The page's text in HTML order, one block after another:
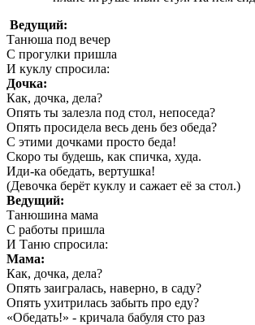
Ведущий:
Танюша под вечер
С прогулки пришла
И куклу спросила:
Дочка:
Как, дочка, дела?
Опять ты залезла под стол, непоседа?
Опять просидела весь день без обеда?
С этими дочками просто беда!
Скоро ты будешь, как спичка, худа.
Иди-ка обедать, вертушка!
(Девочка берёт куклу и сажает её за стол.)
Ведущий:
Танюшина мама
С работы пришла
И Таню спросила:
Мама:
Как, дочка, дела?
Опять заигралась, наверно, в саду?
Опять ухитрилась забыть про еду?
«Обедать!» - кричала бабуля сто раз